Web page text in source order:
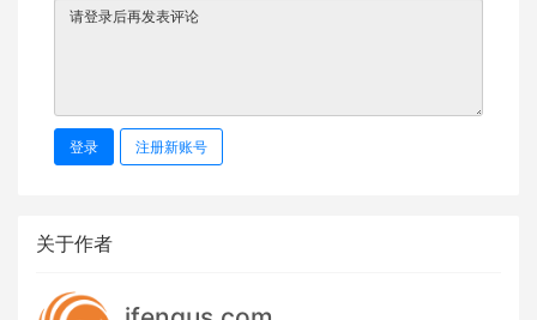
登录 注册新账号
关于作者